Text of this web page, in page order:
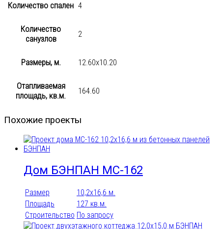
Количество спален 4
Количество
санузлов
2
Размеры, м. 12.60х10.20
Отапливаемая
площадь, кв.м.
164.60
Похожие проекты
Дом БЭНПАН МС-162
Размер
10,2х16,6 м.
Площадь
127 кв.м.
Строительство По запросу